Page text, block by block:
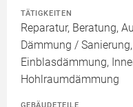
TÄTIGKEITEN
Reparatur, Beratung,
Dämmung /
Einblasdämmung,
Hohlraumdämmung